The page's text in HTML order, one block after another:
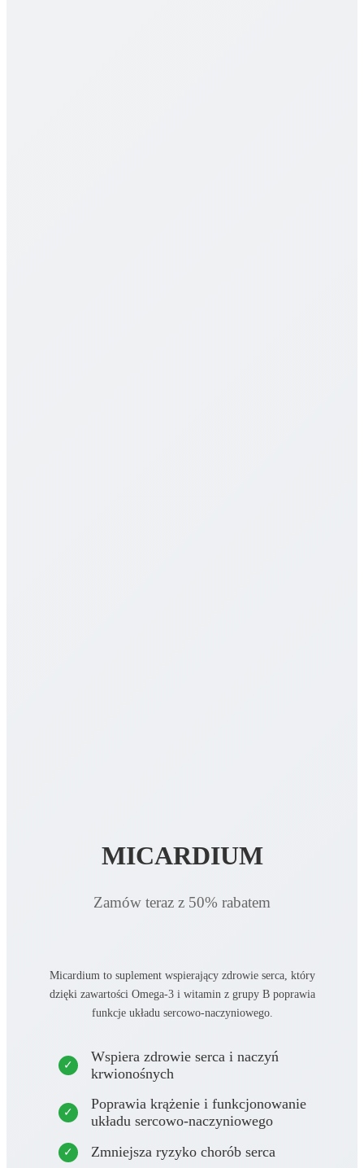
MICARDIUM
Zamów teraz z 50% rabatem
Micardium to suplement wspierający zdrowie serca, który
dzięki zawartości Omega-3 i witamin z grupy B poprawia
funkcje układu sercowo-naczyniowego.
Wspiera zdrowie serca i naczyń
krwionośnych
Poprawia krążenie i funkcjonowanie
układu sercowo-naczyniowego
Zmniejsza ryzyko chorób serca